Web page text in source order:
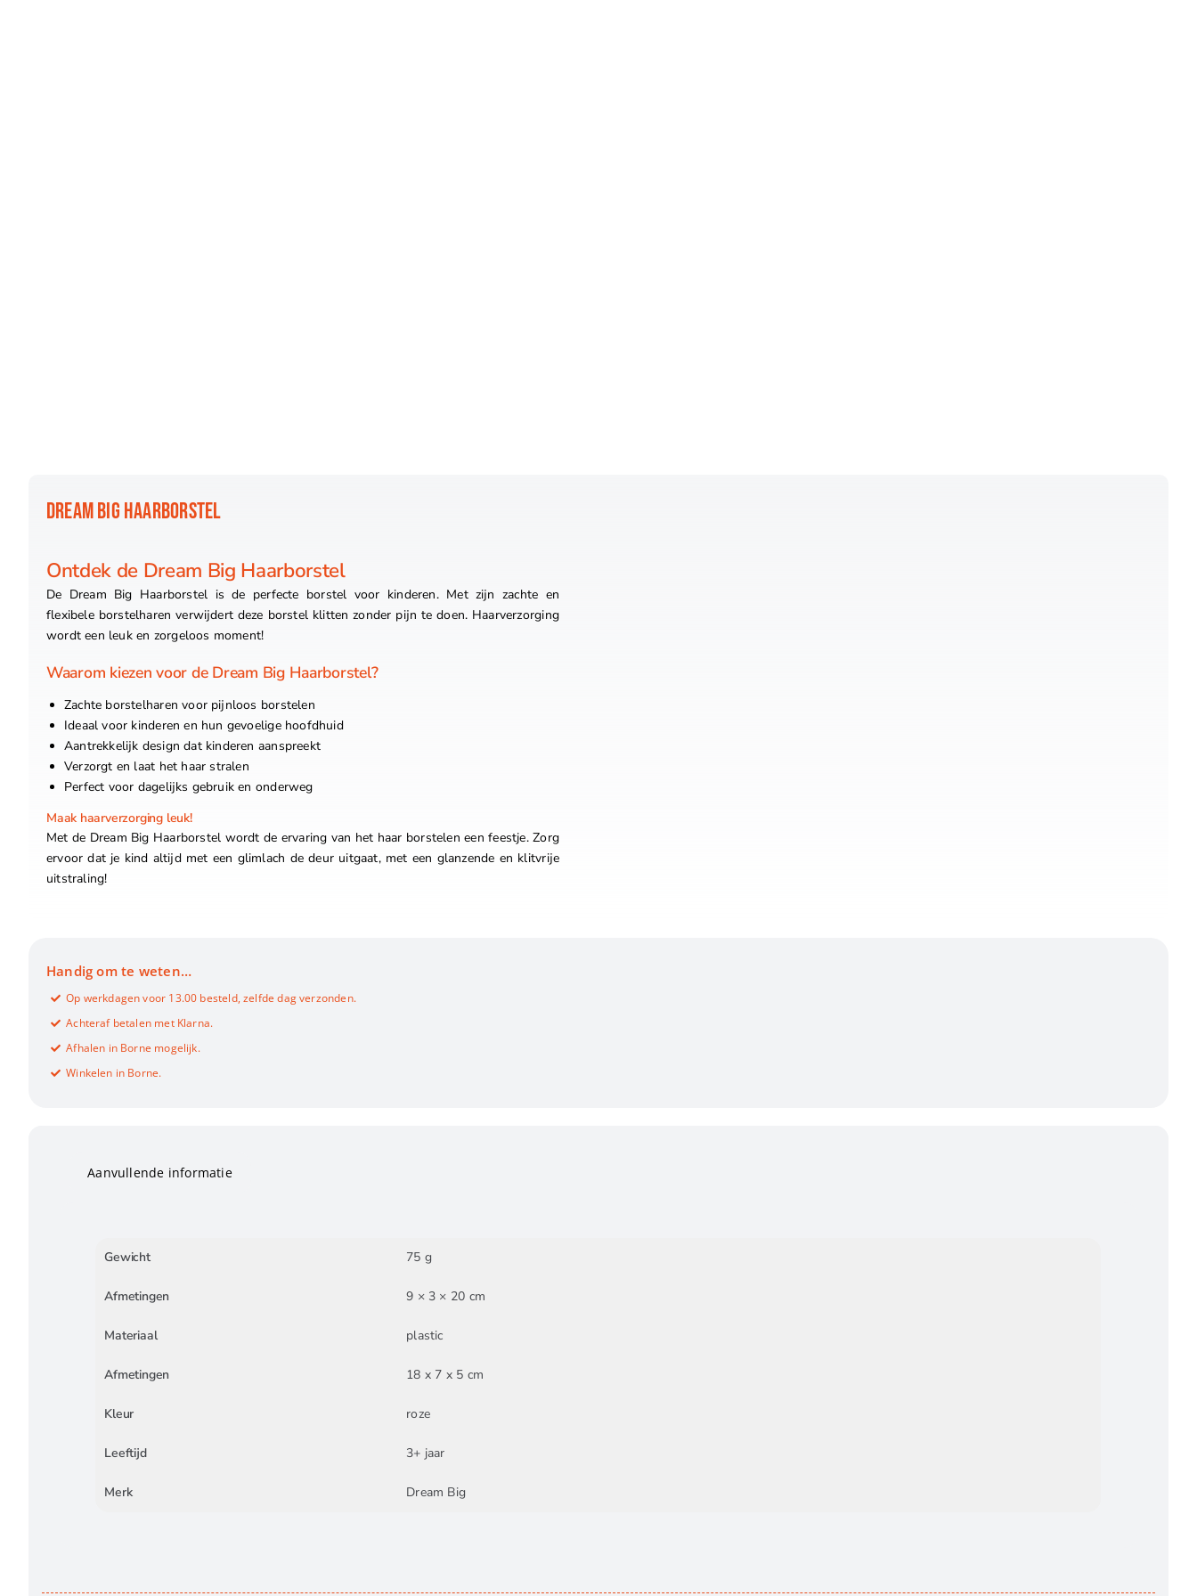
DREAM BIG HAARBORSTEL
Ontdek de Dream Big Haarborstel
De Dream Big Haarborstel is de perfecte borstel voor kinderen. Met zijn zachte en
flexibele borstelharen verwijdert deze borstel klitten zonder pijn te doen. Haarverzorging
wordt een leuk en zorgeloos moment!
Waarom kiezen voor de Dream Big Haarborstel?
Zachte borstelharen voor pijnloos borstelen
Ideaal voor kinderen en hun gevoelige hoofdhuid
Aantrekkelijk design dat kinderen aanspreekt
Verzorgt en laat het haar stralen
Perfect voor dagelijks gebruik en onderweg
Maak haarverzorging leuk!
Met de Dream Big Haarborstel wordt de ervaring van het haar borstelen een feestje. Zorg
ervoor dat je kind altijd met een glimlach de deur uitgaat, met een glanzende en klitvrije
uitstraling!
Handig om te weten…
Op werkdagen voor 13.00 besteld, zelfde dag verzonden.
Achteraf betalen met Klarna.
Afhalen in Borne mogelijk.
Winkelen in Borne.
Aanvullende informatie
Gewicht 75 g
Afmetingen 9 × 3 × 20 cm
Materiaal plastic
Afmetingen 18 x 7 x 5 cm
Kleur roze
Leeftijd 3+ jaar
Merk Dream Big